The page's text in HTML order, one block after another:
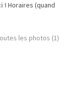
! Horaires (quand
les photos (1)